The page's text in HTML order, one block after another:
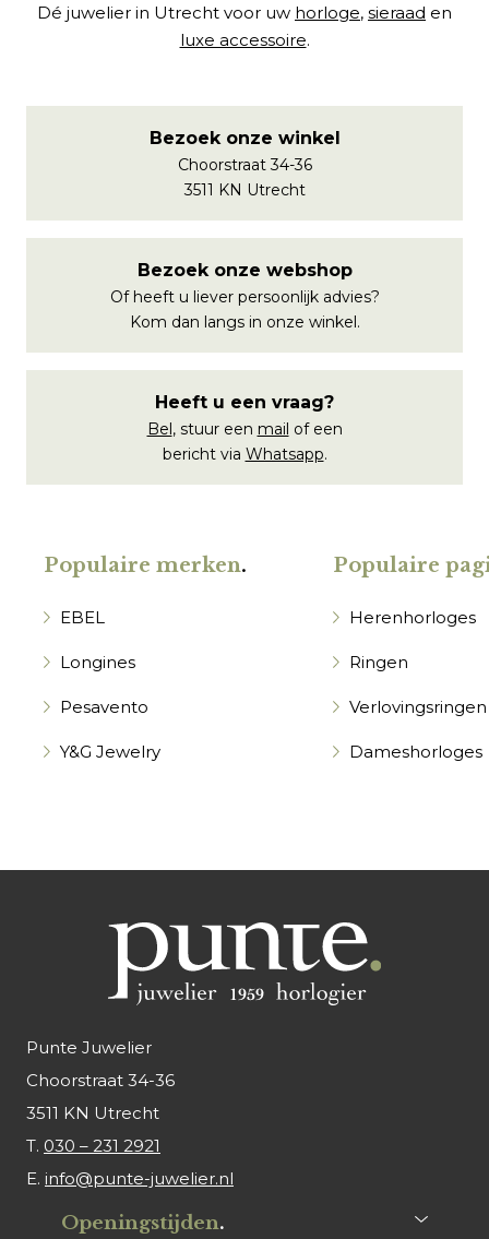
Dé juwelier in Utrecht voor uw horloge, sieraad en
luxe accessoire.
Bezoek onze winkel
Choorstraat 34-36
3511 KN Utrecht
Bezoek onze webshop
Of heeft u liever persoonlijk advies?
Kom dan langs in onze winkel.
Heeft u een vraag?
Bel, stuur een mail of een
bericht via Whatsapp.
Populaire merken.
EBEL
Longines
Pesavento
Y&G Jewelry
Populaire
Herenhorloges
Ringen
Verlovingsringen
Dameshorloges
Punte Juwelier
Choorstraat 34-36
3511 KN Utrecht
T. 030 – 231 2921
E. info@punte-juwelier.nl
Openingstijden.